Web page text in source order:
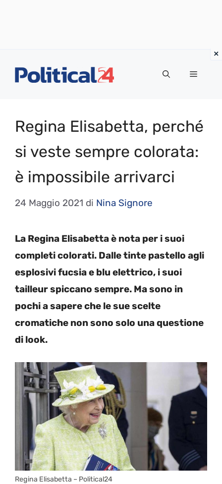
Menu
Regina Elisabetta, perché
si veste sempre colorata:
è impossibile arrivarci
24 Maggio 2021 di Nina Signore
La Regina Elisabetta è nota per i suoi
completi colorati. Dalle tinte pastello agli
esplosivi fucsia e blu elettrico, i suoi
tailleur spiccano sempre. Ma sono in
pochi a sapere che le sue scelte
cromatiche non sono solo una questione
di look.
Regina Elisabetta – Political24